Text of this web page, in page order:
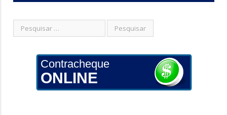
Contracheque
ONLINE